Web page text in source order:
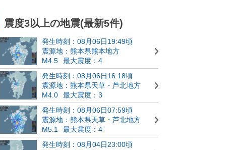
震度3以上の地震(最新5件)
発生時刻：08月06日19:49頃
震源地：熊本県熊本地方
M4.5
最大震度：4
発生時刻：08月06日16:18頃
震源地：熊本県天草・芦北地方
M4.0
最大震度：3
発生時刻：08月06日07:59頃
震源地：熊本県天草・芦北地方
M5.1
最大震度：4
発生時刻：08月04日23:00頃